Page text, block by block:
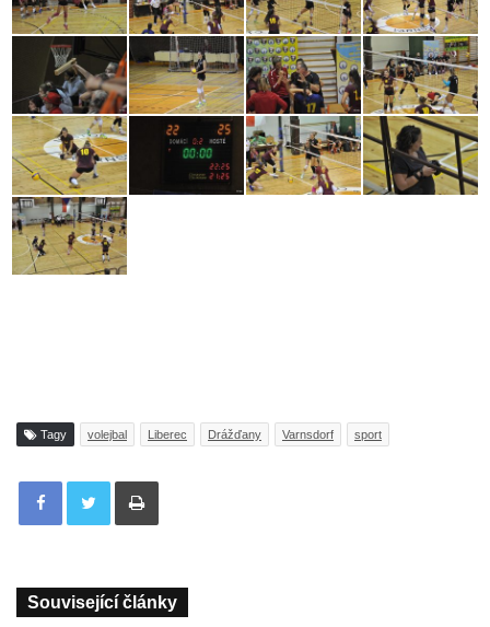
Tagy volejbal Liberec Drážďany Varnsdorf sport
Tisknout
Související články